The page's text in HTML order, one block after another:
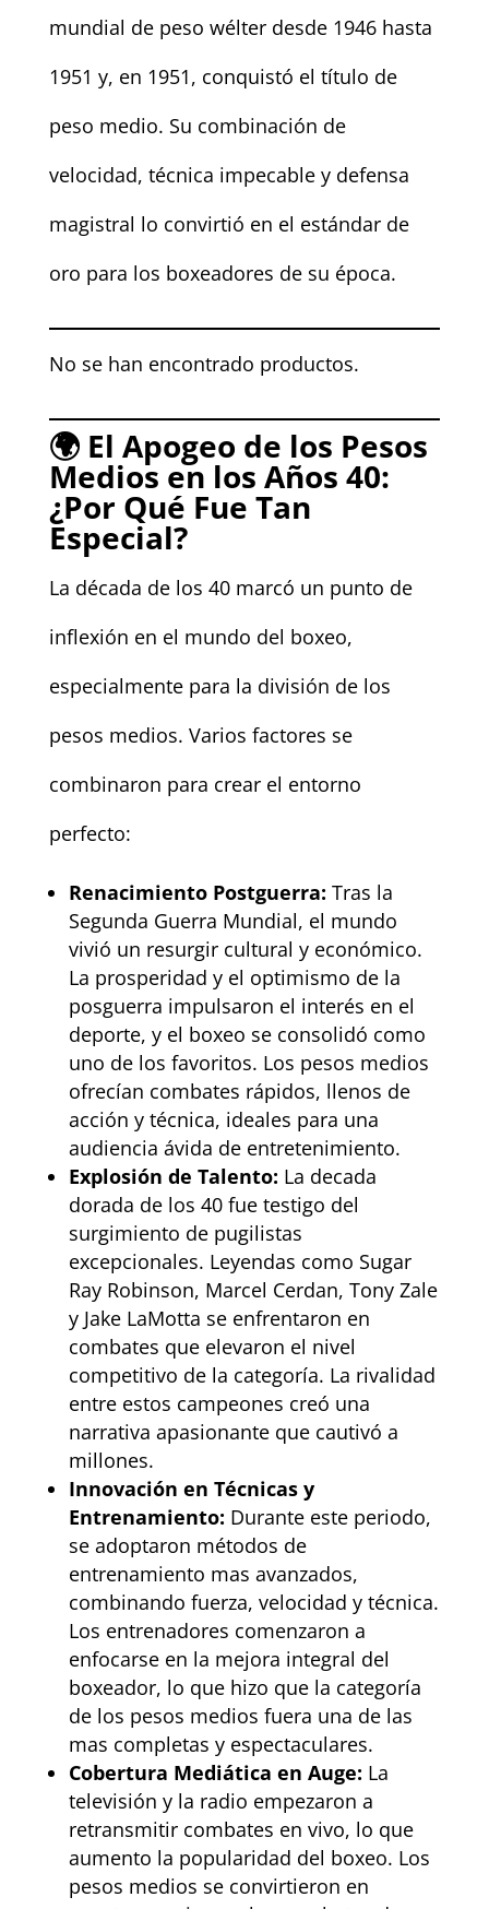
mundial de peso wélter desde 1946 hasta
1951 y, en 1951, conquistó el título de
peso medio. Su combinación de
velocidad, técnica impecable y defensa
magistral lo convirtió en el estándar de
oro para los boxeadores de su época.
No se han encontrado productos.
🌍 El Apogeo de los Pesos
Medios en los Años 40:
¿Por Qué Fue Tan
Especial?
La década de los 40 marcó un punto de
inflexión en el mundo del boxeo,
especialmente para la división de los
pesos medios. Varios factores se
combinaron para crear el entorno
perfecto:
Renacimiento Postguerra: Tras la
Segunda Guerra Mundial, el mundo
vivió un resurgir cultural y económico.
La prosperidad y el optimismo de la
posguerra impulsaron el interés en el
deporte, y el boxeo se consolidó como
uno de los favoritos. Los pesos medios
ofrecían combates rápidos, llenos de
acción y técnica, ideales para una
audiencia ávida de entretenimiento.
Explosión de Talento: La decada
dorada de los 40 fue testigo del
surgimiento de pugilistas
excepcionales. Leyendas como Sugar
Ray Robinson, Marcel Cerdan, Tony Zale
y Jake LaMotta se enfrentaron en
combates que elevaron el nivel
competitivo de la categoría. La rivalidad
entre estos campeones creó una
narrativa apasionante que cautivó a
millones.
Innovación en Técnicas y
Entrenamiento: Durante este periodo,
se adoptaron métodos de
entrenamiento mas avanzados,
combinando fuerza, velocidad y técnica.
Los entrenadores comenzaron a
enfocarse en la mejora integral del
boxeador, lo que hizo que la categoría
de los pesos medios fuera una de las
mas completas y espectaculares.
Cobertura Mediática en Auge: La
televisión y la radio empezaron a
retransmitir combates en vivo, lo que
aumento la popularidad del boxeo. Los
pesos medios se convirtieron en